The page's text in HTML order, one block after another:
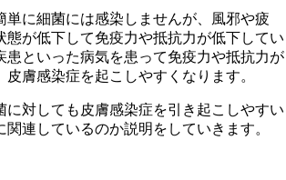
に細菌には感染しませんが、風邪や疲
が低下して免疫力や抵抗力が低下してい
といった病気を患って免疫力や抵抗力が
膚感染症を起こしやすくなります。
対しても皮膚感染症を引き起こしやすい
連しているのか説明をしていきます。